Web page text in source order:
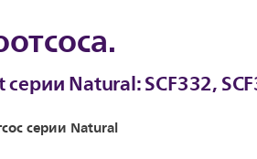
Natural: SCF332,
серии Natural